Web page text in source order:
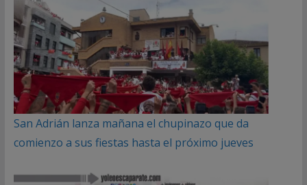
San Adrián lanza mañana el chupinazo que da
comienzo a sus fiestas hasta el próximo jueves